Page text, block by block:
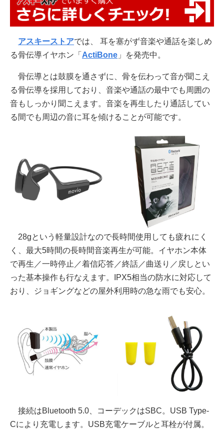
アスキーストアでは、 耳を塞がず音楽や通話を楽しめ
る骨伝導イヤホン「 ActiBone 」を発売中。
骨伝導とは鼓膜を通さずに、骨を伝わって音が聞こえ
る骨伝導を採用しており、音楽や通話の最中でも周囲の
音もしっかり聞こえます。音楽を再生したり通話してい
る間でも周辺の音に耳を傾けることが可能です。
28gという軽量設計なので長時間使用しても疲れにく
く、最大5時間の長時間音楽再生が可能。イヤホン本体
で再生／一時停止／着信応答／終話／曲送り／戻しとい
った基本操作も行なえます。IPX5相当の防水に対応して
おり、ジョギングなどの屋外利用時の急な雨でも安心。
接続はBluetooth 5.0、コーデックはSBC。USB Type-
Cにより充電します。USB充電ケーブルと耳栓が付属。